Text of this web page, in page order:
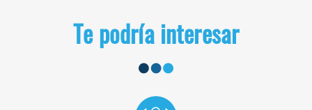
Te podría interesar